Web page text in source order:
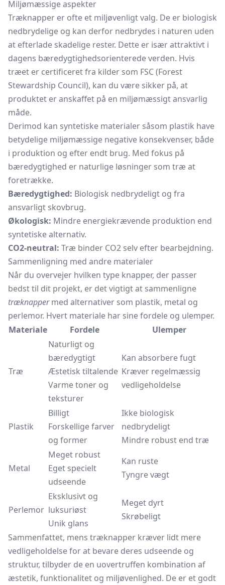
Miljømæssige aspekter
Træknapper er ofte et miljøvenligt valg. De er biologisk
nedbrydelige og kan derfor nedbrydes i naturen uden
at efterlade skadelige rester. Dette er især attraktivt i
dagens bæredygtighedsorienterede verden. Hvis
træet er certificeret fra kilder som FSC (Forest
Stewardship Council), kan du være sikker på, at
produktet er anskaffet på en miljømæssigt ansvarlig
måde.
Derimod kan syntetiske materialer såsom plastik have
betydelige miljømæssige negative konsekvenser, både
i produktion og efter endt brug. Med fokus på
bæredygtighed er naturlige løsninger som træ at
foretrække.
Bæredygtighed: Biologisk nedbrydeligt og fra
ansvarligt skovbrug.
Økologisk: Mindre energiekrævende produktion end
syntetiske alternativ.
CO2-neutral: Træ binder CO2 selv efter bearbejdning.
Sammenligning med andre materialer
Når du overvejer hvilken type knapper, der passer
bedst til dit projekt, er det vigtigt at sammenligne
træknappermed alternativer som plastik, metal og
perlemor. Hvert materiale har sine fordele og ulemper.
Materiale
Fordele Ulemper
Træ
Naturligt og
bæredygtigt
Æstetisk tiltalende
Varme toner og
teksturer
Kan absorbere fugt
Kræver regelmæssig
vedligeholdelse
Plastik
Billigt
Forskellige farver
og former
Ikke biologisk
nedbrydeligt
Mindre robust end træ
Metal
Meget robust
Eget specielt
udseende
Kan ruste
Tyngre vægt
Perlemor
Eksklusivt og
luksuriøst
Unik glans
Meget dyrt
Skrøbeligt
Sammenfattet, mens træknapper kræver lidt mere
vedligeholdelse for at bevare deres udseende og
struktur, tilbyder de en uovertruffen kombination af
æstetik, funktionalitet og miljøvenlighed. De er et godt